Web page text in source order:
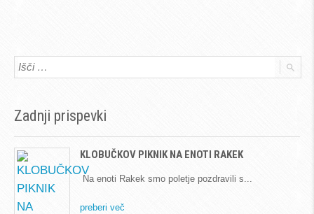
Zadnji prispevki
KLOBUČKOV PIKNIK NA ENOTI RAKEK
Na enoti Rakek smo poletje pozdravili s
preberi več